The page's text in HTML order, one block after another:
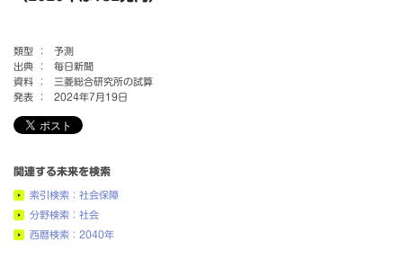
類型 ：
予測
出典 ：
毎日新聞
資料 ：
三菱総合研究所の試算
発表 ：
2024年7月19日
関連する未来を検索
索引検索：社会保障
分野検索：社会
西暦検索：2040年